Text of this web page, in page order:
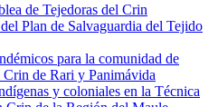
de Tejedoras del Crin
Plan de Salvaguardia del Tejido
para la comunidad de
Crin de Rari y Panimávida
y coloniales en la Técnica